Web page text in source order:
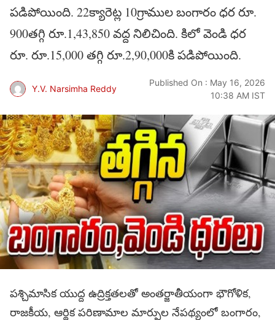
పడిపోయింది. 22క్యారెట్ల 10గ్రాముల బంగారం ధర రూ.
900తగ్గి రూ.1,43,850 వద్ద నిలిచింది. కిలో వెండి ధర
రూ. రూ.15,000 తగ్గి రూ.2,90,000కి పడిపోయింది.
Y.V. Narsimha Reddy
Published On : May 16, 2026
10:38 AM IST
పశ్చిమాసిక యుద్ద ఉద్రిక్తతలతో అంతర్జాతీయంగా భౌగోళిక,
రాజకీయ, ఆర్థిక పరిణామాల మార్పుల నేపథ్యంలో బంగారం,